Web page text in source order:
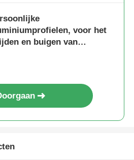
op
voor het
en buigen van